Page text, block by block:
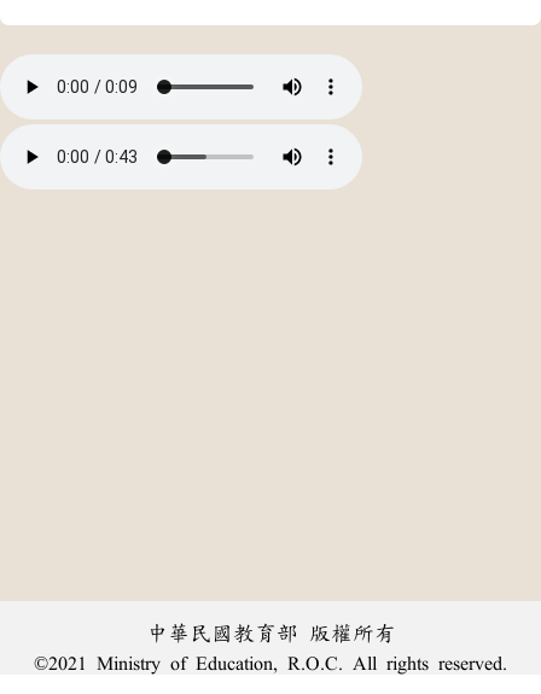
中華民國教育部 版權所有
©2021 Ministry of Education, R.O.C. All rights reserved.